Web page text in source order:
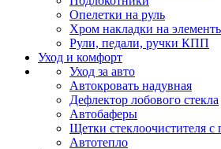
Опелетки на руль
Хром накладки на
Рули, педали, ручки КПП
Уход и комфорт
Уход за авто
Автокровать надувная
Дефлектор лобового стекла
Автобаферы
Щетки стеклоочистителя с
Автотепло